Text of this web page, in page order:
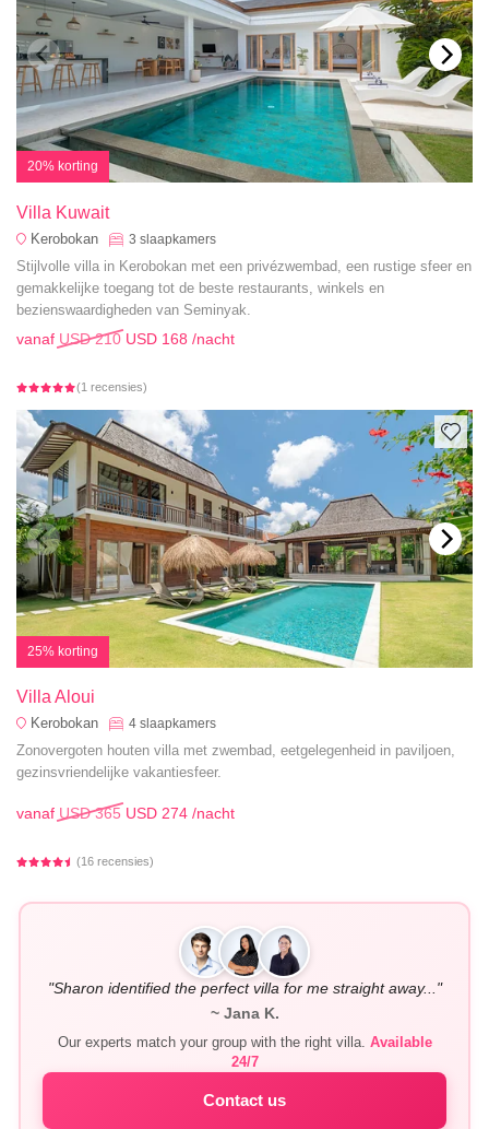
20% korting
Villa Kuwait
Kerobokan 3 slaapkamers
Stijlvolle villa in Kerobokan met een privézwembad, een rustige sfeer en
gemakkelijke toegang tot de beste restaurants, winkels en
bezienswaardigheden van Seminyak.
vanaf USD 210 USD 168 /nacht
(1 recensies)
25% korting
Villa Aloui
Kerobokan 4 slaapkamers
Zonovergoten houten villa met zwembad, eetgelegenheid in paviljoen,
gezinsvriendelijke vakantiesfeer.
vanaf USD 365 USD 274 /nacht
(16 recensies)
"Sharon identified the perfect villa for me straight away..."
~ Jana K.
Our experts match your group with the right villa. Available
24/7
Contact us